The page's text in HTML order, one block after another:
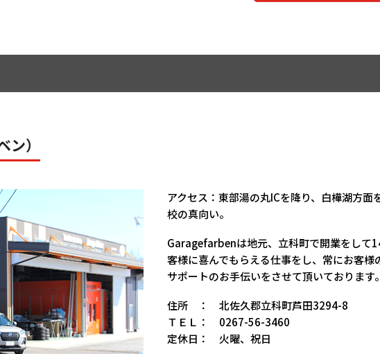
）
アクセス：東部湯の丸ICを降り、白樺湖方
校の真向い。
Garagefarbenは地元、立科町で開業をして
客様に喜んでもらえる仕事をし、常にお客
サポートのお手伝いをさせて頂いております。
住所 ： 北佐久郡立科町芦田3294-8
ＴＥＬ： 0267-56-3460
定休日： 火曜、祝日